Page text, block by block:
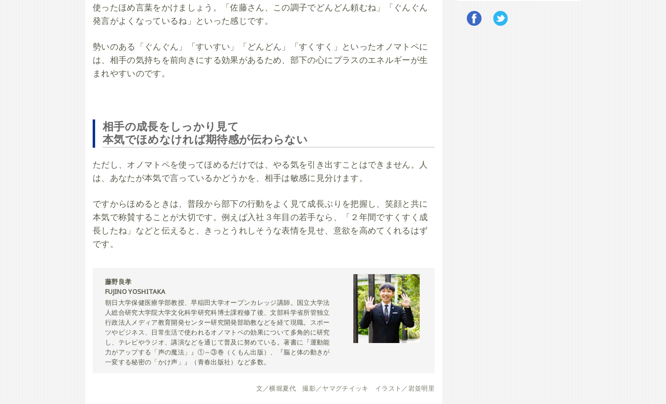
使ったほめ言葉をかけましょう。「佐藤さん、この調子でどんどん頼むね」「ぐんぐん
発言がよくなっているね」といった感じです。
勢いのある「ぐんぐん」「すいすい」「どんどん」「すくすく」といったオノマトペに
は、相手の気持ちを前向きにする効果があるため、部下の心にプラスのエネルギーが生
まれやすいのです。
相手の成長をしっかり見て
本気でほめなければ期待感が伝わらない
ただし、オノマトペを使ってほめるだけでは、やる気を引き出すことはできません。人
は、あなたが本気で言っているかどうかを、相手は敏感に見分けます。
ですからほめるときは、普段から部下の行動をよく見て成長ぶりを把握し、笑顔と共に
本気で称賛することが大切です。例えば入社３年目の若手なら、「２年間ですくすく成
長したね」などと伝えると、きっとうれしそうな表情を見せ、意欲を高めてくれるはず
です。
藤野良孝
FUJINO YOSHITAKA
朝日大学保健医療学部教授、早稲田大学オープンカレッジ講師。国立大学法
人総合研究大学院大学文化科学研究科博士課程修了後、文部科学省所管独立
行政法人メディア教育開発センター研究開発部助教などを経て現職。スポー
ツやビジネス、日常生活で使われるオノマトペの効果について多角的に研究
し、テレビやラジオ、講演などを通じて普及に努めている。著書に『運動能
力がアップする「声の魔法」』①～③巻（くもん出版）、『脳と体の動きが
一変する秘密の「かけ声」』（青春出版社）など多数。
文／横堀夏代 撮影／ヤマグチイッキ イラスト／岩並明里